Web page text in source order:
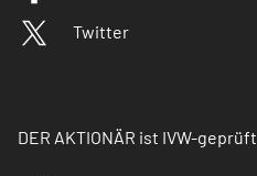
Twitter
DER AKTIONÄR ist IVW-geprüft